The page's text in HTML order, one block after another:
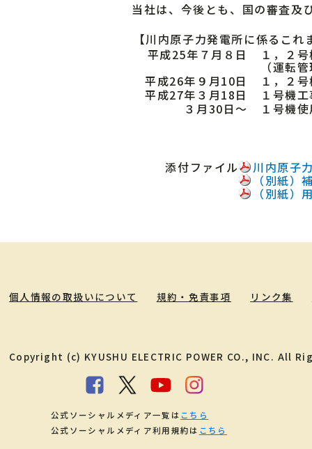
当社は、今後とも、国の審査及
【川内原子力発電所に係るこれ
平成25年７月８日
１，２
（運転
平成26年９月10日
１，２
平成27年３月18日
１号機
３月30日～
１号機
添付ファイル 川内原子
（別紙）
（別紙）
個人情報の取扱いについて 規約・免責事項 リンク集
Copyright (c) KYUSHU ELECTRIC POWER CO., INC. All
公式ソーシャルメディア一覧は こちら
公式ソーシャルメディア利用規約は こちら